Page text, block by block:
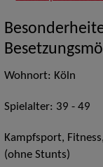
Wohnort: Köln
Spielalter: 39 - 49
Kampfsport,
(ohne Stunts)